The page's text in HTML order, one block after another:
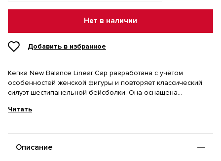
Нет в наличии
Добавить в избранное
Кепка New Balance Linear Cap разработана с учётом
особенностей женской фигуры и повторяет классический
силуэт шестипанельной бейсболки. Она оснащена
сохранять комфорт во время занятий спортом и в жаркую
- 100% Полиэстеровая саржа
заводской настройке застежки
Читать
Описание